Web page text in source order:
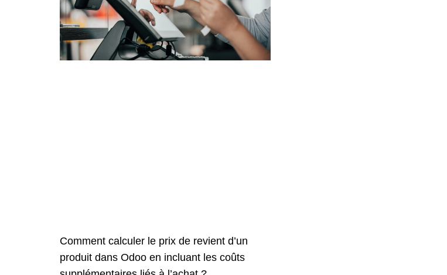
Comment calculer le prix de revient d’un
produit dans Odoo en incluant les coûts